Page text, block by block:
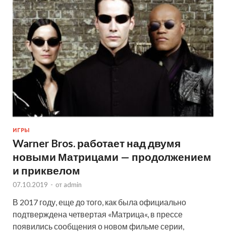
ИГРЫ
Warner Bros. работает над двумя
новыми Матрицами — продолжением
и приквелом
07.10.2019 - от admin
В 2017 году, еще до того, как была официально
подтверждена четвертая «Матрица«, в прессе
появились сообщения о новом фильме серии,